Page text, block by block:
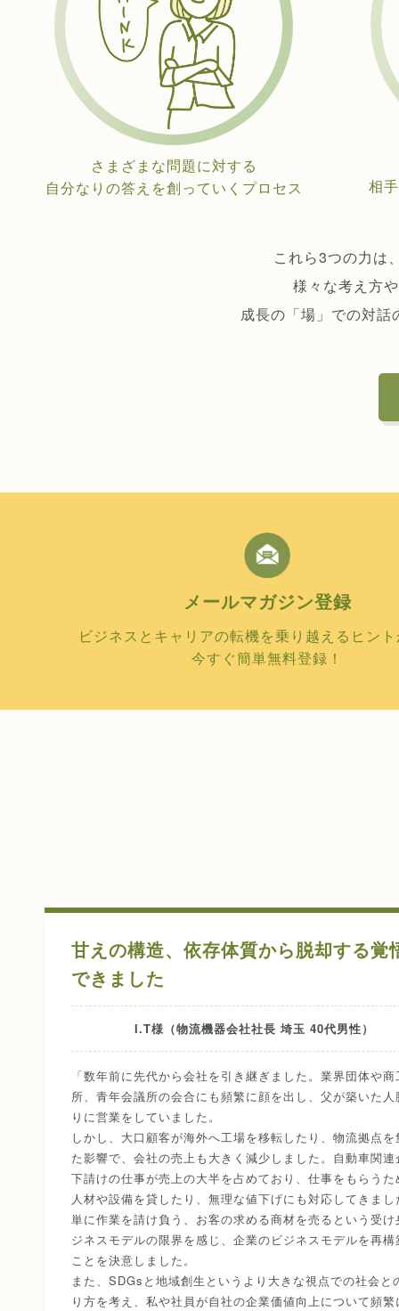
さまざまな問題に対する
自分なりの答えを創っていくプロセス
相
これら3つの力は
様々な考え方
成長の「場」での対
メールマガジン登録
ビジネスとキャリアの転機を乗り越えるヒン
今すぐ簡単無料登録！
甘えの構造、依存体質から脱却する覚
できました
I.T様（物流機器会社社長 埼玉 40代男性）
「数年前に先代から会社を引き継ぎました。業界団体や
所、青年会議所の会合にも頻繁に顔を出し、父が築いた人
りに営業をしていました。
しかし、大口顧客が海外へ工場を移転したり、物流拠点
た影響で、会社の売上も大きく減少しました。自動車関連
下請けの仕事が売上の大半を占めており、仕事をもらうた
人材や設備を貸したり、無理な値下げにも対応してきま
単に作業を請け負う、お客の求める商材を売るという受け
ジネスモデルの限界を感じ、企業のビジネスモデルを再構
ことを決意しました。
また、SDGsと地域創生というより大きな視点での社会と
り方を考え、私や社員が自社の企業価値向上について頻